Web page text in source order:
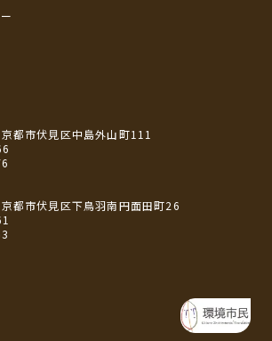
都市伏見区中島外山町111
都市伏見区下鳥羽南円面田町26